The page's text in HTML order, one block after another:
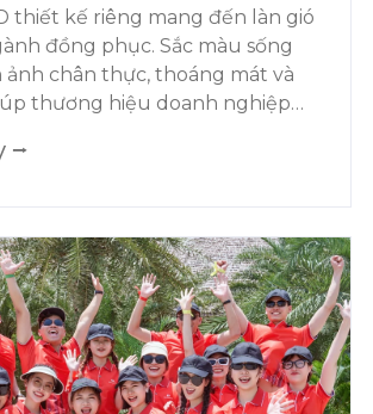
thiết kế riêng mang đến làn gió
đồng phục. Sắc màu sống
chân thực, thoáng mát và
thương hiệu doanh nghiệp
⭢